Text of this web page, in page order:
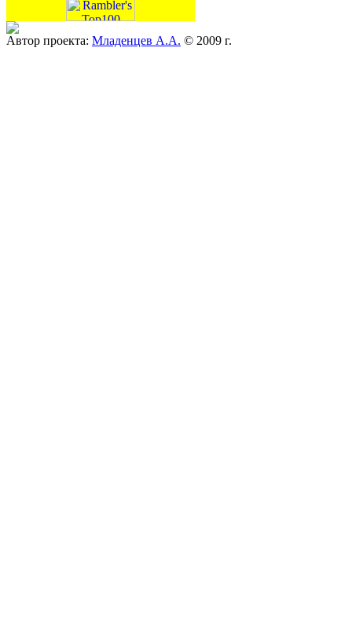
Автор проекта: Младенцев А.А. © 2009 г.